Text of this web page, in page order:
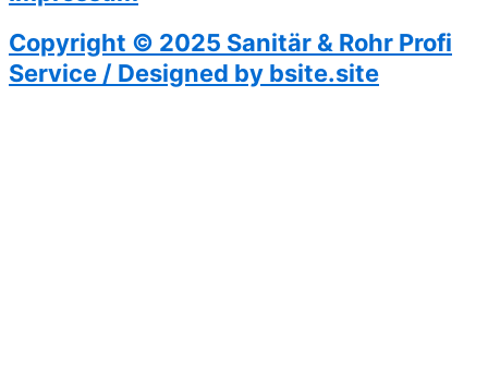
Copyright © 2025 Sanitär & Rohr Profi
Service / Designed by bsite.site